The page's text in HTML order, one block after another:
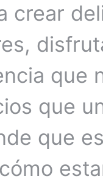
crear
que
que
que